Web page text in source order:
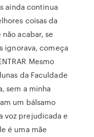
ainda continua
coisas da
acabar, se
ignorava, começa
Mesmo
da Faculdade
sem a minha
um bálsamo
voz prejudicada e
é uma mãe